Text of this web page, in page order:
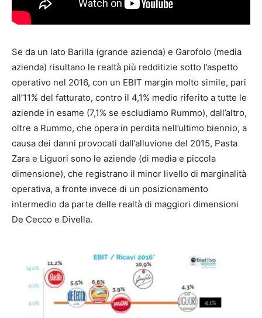
Se da un lato Barilla (grande azienda) e Garofolo (media
azienda) risultano le realtà più redditizie sotto l’aspetto
operativo nel 2016, con un EBIT margin molto simile, pari
all’11% del fatturato, contro il 4,1% medio riferito a tutte le
aziende in esame (7,1% se escludiamo Rummo), dall’altro,
oltre a Rummo, che opera in perdita nell’ultimo biennio, a
causa dei danni provocati dall’alluvione del 2015, Pasta
Zara e Liguori sono le aziende (di media e piccola
dimensione), che registrano il minor livello di marginalità
operativa, a fronte invece di un posizionamento
intermedio da parte delle realtà di maggiori dimensioni
De Cecco e Divella.